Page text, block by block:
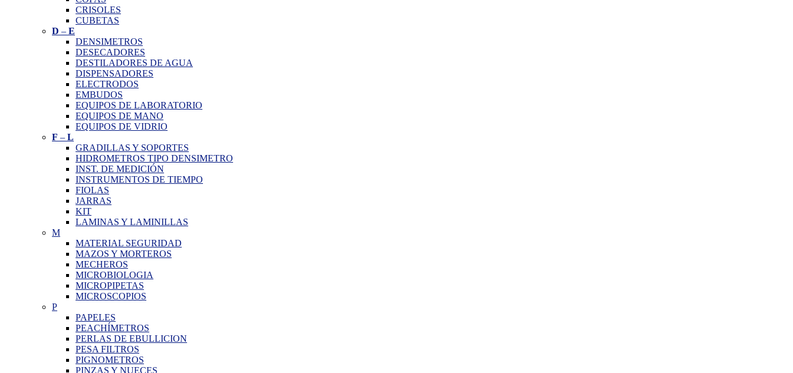
CRISOLES
CUBETAS
D – E
DENSIMETROS
DESECADORES
DESTILADORES DE AGUA
DISPENSADORES
ELECTRODOS
EMBUDOS
EQUIPOS DE LABORATORIO
EQUIPOS DE MANO
EQUIPOS DE VIDRIO
F – L
GRADILLAS Y SOPORTES
HIDROMETROS TIPO DENSIMETRO
INST. DE MEDICIÓN
INSTRUMENTOS DE TIEMPO
FIOLAS
JARRAS
KIT
LAMINAS Y LAMINILLAS
M
MATERIAL SEGURIDAD
MAZOS Y MORTEROS
MECHEROS
MICROBIOLOGIA
MICROPIPETAS
MICROSCOPIOS
P
PAPELES
PEACHÍMETROS
PERLAS DE EBULLICION
PESA FILTROS
PIGNOMETROS
PINZAS Y NUECES